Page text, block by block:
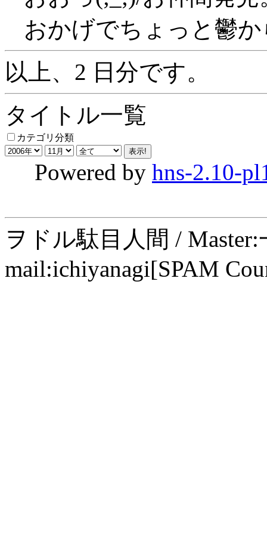
おかげでちょっと鬱
以上、2 日分です。
タイトル一覧
カテゴリ分類
Powered by hns-2.10-
ヲドル駄目人間 /
mail:ichiyanagi[SPAM